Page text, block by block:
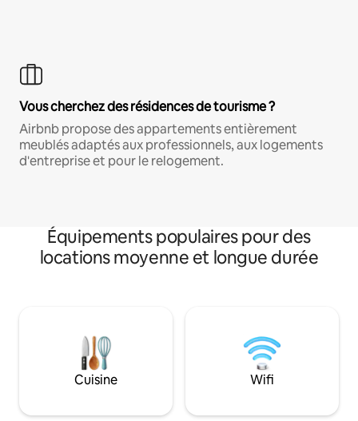
Vous cherchez des résidences de tourisme ?
Airbnb propose des appartements entièrement
meublés adaptés aux professionnels, aux logements
d'entreprise et pour le relogement.
Équipements populaires pour des
locations moyenne et longue durée
Cuisine Wifi